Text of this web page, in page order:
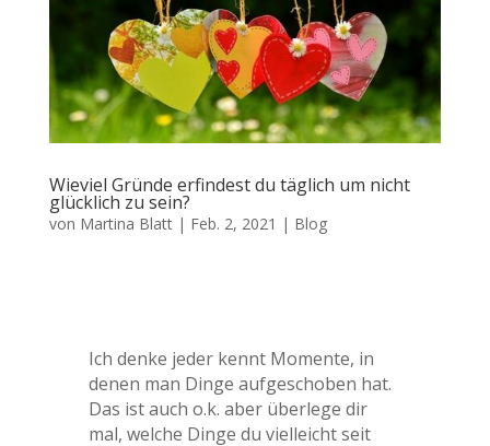
Wieviel Gründe erfindest du täglich um nicht
glücklich zu sein?
von Martina Blatt| Feb. 2, 2021 | Blog
Ich denke jeder kennt Momente, in
denen man Dinge aufgeschoben hat.
Das ist auch o.k. aber überlege dir
mal, welche Dinge du vielleicht seit